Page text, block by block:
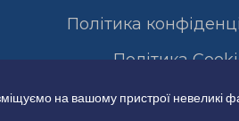
Політика
Полiтика
на вашому пристрої невеликі